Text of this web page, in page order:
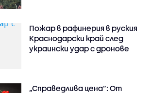
Пожар в рафинерия в руския
Краснодарски край след
украински удар с дронове
„Справедлива цена“: От